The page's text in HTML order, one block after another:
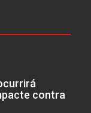
contra